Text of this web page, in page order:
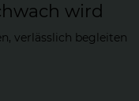
wird
verlässlich begleiten